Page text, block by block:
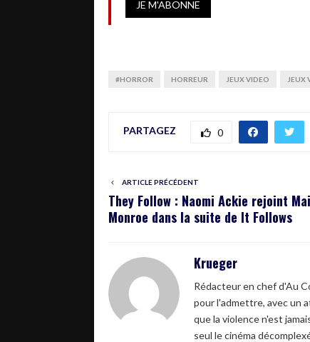
#HORROR HORREUR JEUX VIDEO JEUX
PARTAGEZ 0
ARTICLE PRÉCÉDENT
They Follow : Naomi Ackie rejoint
Monroe dans la suite de It Follows
Krueger
Rédacteur en chef d'Au
pour l'admettre, avec un
que la violence n'est
seul le cinéma